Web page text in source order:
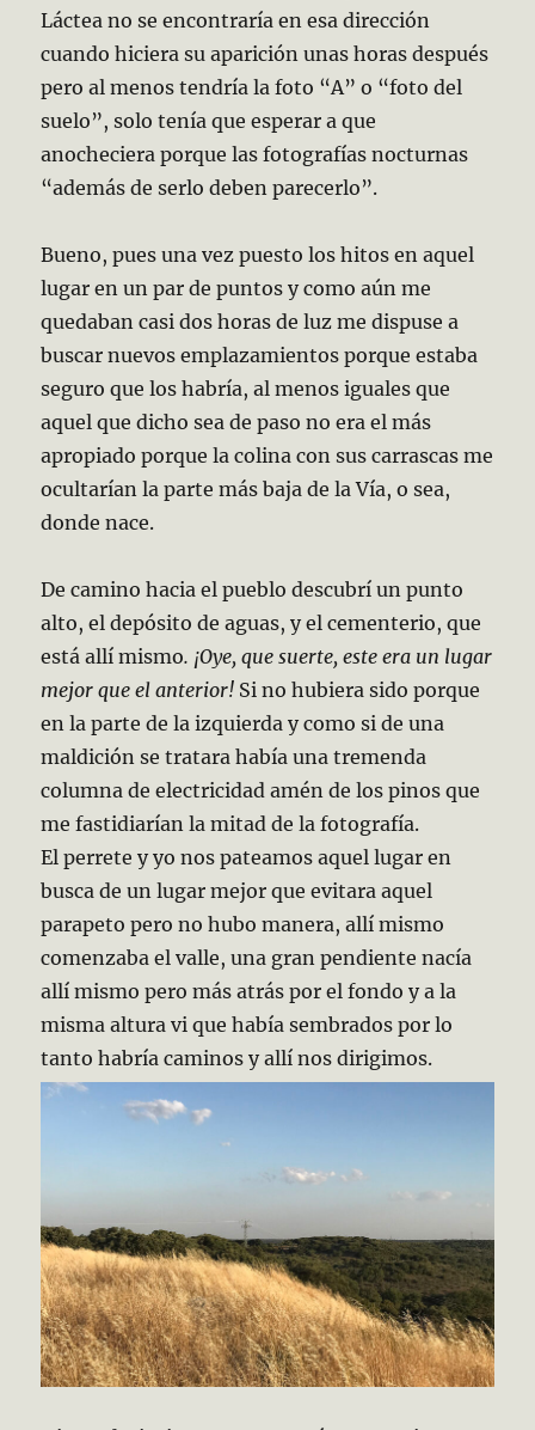
Láctea no se encontraría en esa dirección
cuando hiciera su aparición unas horas después
pero al menos tendría la foto “A” o “foto del
suelo”, solo tenía que esperar a que
anocheciera porque las fotografías nocturnas
“además de serlo deben parecerlo”.
Bueno, pues una vez puesto los hitos en aquel
lugar en un par de puntos y como aún me
quedaban casi dos horas de luz me dispuse a
buscar nuevos emplazamientos porque estaba
seguro que los habría, al menos iguales que
aquel que dicho sea de paso no era el más
apropiado porque la colina con sus carrascas me
ocultarían la parte más baja de la Vía, o sea,
donde nace.
De camino hacia el pueblo descubrí un punto
alto, el depósito de aguas, y el cementerio, que
está allí mismo. ¡Oye, que suerte, este era un lugar
mejor que el anterior! Si no hubiera sido porque
en la parte de la izquierda y como si de una
maldición se tratara había una tremenda
columna de electricidad amén de los pinos que
me fastidiarían la mitad de la fotografía.
El perrete y yo nos pateamos aquel lugar en
busca de un lugar mejor que evitara aquel
parapeto pero no hubo manera, allí mismo
comenzaba el valle, una gran pendiente nacía
allí mismo pero más atrás por el fondo y a la
misma altura vi que había sembrados por lo
tanto habría caminos y allí nos dirigimos.